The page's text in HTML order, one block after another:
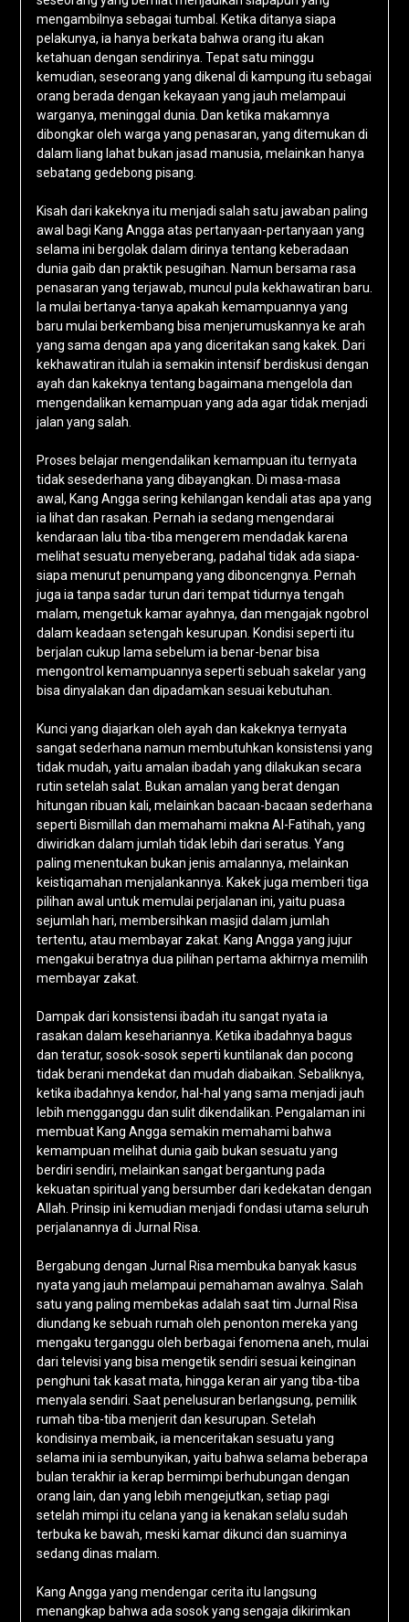
mengambilnya sebagai tumbal. Ketika ditanya siapa
pelakunya, ia hanya berkata bahwa orang itu akan
ketahuan dengan sendirinya. Tepat satu minggu
kemudian, seseorang yang dikenal di kampung itu sebagai
orang berada dengan kekayaan yang jauh melampaui
warganya, meninggal dunia. Dan ketika makamnya
dibongkar oleh warga yang penasaran, yang ditemukan di
dalam liang lahat bukan jasad manusia, melainkan hanya
sebatang gedebong pisang.
Kisah dari kakeknya itu menjadi salah satu jawaban paling
awal bagi Kang Angga atas pertanyaan-pertanyaan yang
selama ini bergolak dalam dirinya tentang keberadaan
dunia gaib dan praktik pesugihan. Namun bersama rasa
penasaran yang terjawab, muncul pula kekhawatiran baru.
Ia mulai bertanya-tanya apakah kemampuannya yang
baru mulai berkembang bisa menjerumuskannya ke arah
yang sama dengan apa yang diceritakan sang kakek. Dari
kekhawatiran itulah ia semakin intensif berdiskusi dengan
ayah dan kakeknya tentang bagaimana mengelola dan
mengendalikan kemampuan yang ada agar tidak menjadi
jalan yang salah.
Proses belajar mengendalikan kemampuan itu ternyata
tidak sesederhana yang dibayangkan. Di masa-masa
awal, Kang Angga sering kehilangan kendali atas apa yang
ia lihat dan rasakan. Pernah ia sedang mengendarai
kendaraan lalu tiba-tiba mengerem mendadak karena
melihat sesuatu menyeberang, padahal tidak ada siapa-
siapa menurut penumpang yang diboncengnya. Pernah
juga ia tanpa sadar turun dari tempat tidurnya tengah
malam, mengetuk kamar ayahnya, dan mengajak ngobrol
dalam keadaan setengah kesurupan. Kondisi seperti itu
berjalan cukup lama sebelum ia benar-benar bisa
mengontrol kemampuannya seperti sebuah sakelar yang
bisa dinyalakan dan dipadamkan sesuai kebutuhan.
Kunci yang diajarkan oleh ayah dan kakeknya ternyata
sangat sederhana namun membutuhkan konsistensi yang
tidak mudah, yaitu amalan ibadah yang dilakukan secara
rutin setelah salat. Bukan amalan yang berat dengan
hitungan ribuan kali, melainkan bacaan-bacaan sederhana
seperti Bismillah dan memahami makna Al-Fatihah, yang
diwiridkan dalam jumlah tidak lebih dari seratus. Yang
paling menentukan bukan jenis amalannya, melainkan
keistiqamahan menjalankannya. Kakek juga memberi tiga
pilihan awal untuk memulai perjalanan ini, yaitu puasa
sejumlah hari, membersihkan masjid dalam jumlah
tertentu, atau membayar zakat. Kang Angga yang jujur
mengakui beratnya dua pilihan pertama akhirnya memilih
membayar zakat.
Dampak dari konsistensi ibadah itu sangat nyata ia
rasakan dalam kesehariannya. Ketika ibadahnya bagus
dan teratur, sosok-sosok seperti kuntilanak dan pocong
tidak berani mendekat dan mudah diabaikan. Sebaliknya,
ketika ibadahnya kendor, hal-hal yang sama menjadi jauh
lebih mengganggu dan sulit dikendalikan. Pengalaman ini
membuat Kang Angga semakin memahami bahwa
kemampuan melihat dunia gaib bukan sesuatu yang
berdiri sendiri, melainkan sangat bergantung pada
kekuatan spiritual yang bersumber dari kedekatan dengan
Allah. Prinsip ini kemudian menjadi fondasi utama seluruh
perjalanannya di Jurnal Risa.
Bergabung dengan Jurnal Risa membuka banyak kasus
nyata yang jauh melampaui pemahaman awalnya. Salah
satu yang paling membekas adalah saat tim Jurnal Risa
diundang ke sebuah rumah oleh penonton mereka yang
mengaku terganggu oleh berbagai fenomena aneh, mulai
dari televisi yang bisa mengetik sendiri sesuai keinginan
penghuni tak kasat mata, hingga keran air yang tiba-tiba
menyala sendiri. Saat penelusuran berlangsung, pemilik
rumah tiba-tiba menjerit dan kesurupan. Setelah
kondisinya membaik, ia menceritakan sesuatu yang
selama ini ia sembunyikan, yaitu bahwa selama beberapa
bulan terakhir ia kerap bermimpi berhubungan dengan
orang lain, dan yang lebih mengejutkan, setiap pagi
setelah mimpi itu celana yang ia kenakan selalu sudah
terbuka ke bawah, meski kamar dikunci dan suaminya
sedang dinas malam.
Kang Angga yang mendengar cerita itu langsung
menangkap bahwa ada sosok yang sengaja dikirimkan